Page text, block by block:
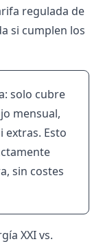
regulada de
si cumplen los
solo cubre
mensual,
extras. Esto
sin costes
XXI vs.